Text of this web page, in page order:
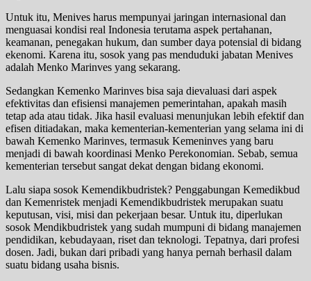
Untuk itu, Menives harus mempunyai jaringan internasional dan
menguasai kondisi real Indonesia terutama aspek pertahanan,
keamanan, penegakan hukum, dan sumber daya potensial di bidang
ekenomi. Karena itu, sosok yang pas menduduki jabatan Menives
adalah Menko Marinves yang sekarang.
Sedangkan Kemenko Marinves bisa saja dievaluasi dari aspek
efektivitas dan efisiensi manajemen pemerintahan, apakah masih
tetap ada atau tidak. Jika hasil evaluasi menunjukan lebih efektif dan
efisen ditiadakan, maka kementerian-kementerian yang selama ini di
bawah Kemenko Marinves, termasuk Kemeninves yang baru
menjadi di bawah koordinasi Menko Perekonomian. Sebab, semua
kementerian tersebut sangat dekat dengan bidang ekonomi.
Lalu siapa sosok Kemendikbudristek? Penggabungan Kemedikbud
dan Kemenristek menjadi Kemendikbudristek merupakan suatu
keputusan, visi, misi dan pekerjaan besar. Untuk itu, diperlukan
sosok Mendikbudristek yang sudah mumpuni di bidang manajemen
pendidikan, kebudayaan, riset dan teknologi. Tepatnya, dari profesi
dosen. Jadi, bukan dari pribadi yang hanya pernah berhasil dalam
suatu bidang usaha bisnis.